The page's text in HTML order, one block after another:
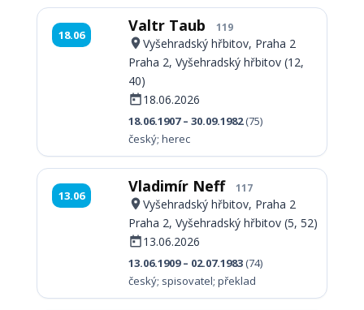
18.06 Valtr Taub 119
Vyšehradský hřbitov, Praha 2
Praha 2, Vyšehradský hřbitov (12,
40)
18.06.2026
18.06.1907 – 30.09.1982(75)
český; herec
13.06 Vladimír Neff 117
Vyšehradský hřbitov, Praha 2
Praha 2, Vyšehradský hřbitov (5, 52)
13.06.2026
13.06.1909 – 02.07.1983 (74)
český; spisovatel; překlad